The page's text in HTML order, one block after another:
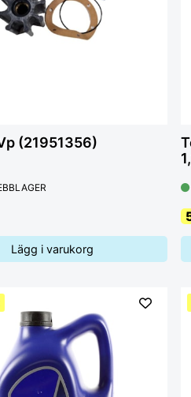
(21951356)
Lägg i varukorg